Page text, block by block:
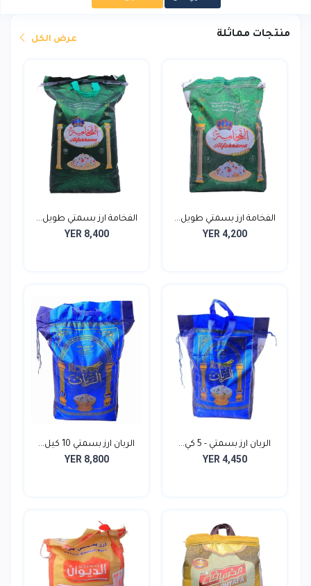
منتجات مماثلة عرض الكل
الفخامة ارز بسمتي طويل...
YER 4,200
الفخامة ارز بسمتي طويل...
YER 8,400
الربان ارز بسمتي - 5 كي...
YER 4,450
الربان ارز بسمتي 10 كيل...
YER 8,800